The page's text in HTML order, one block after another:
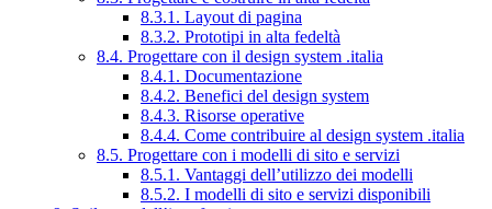
8.3.1. Layout di pagina
8.3.2. Prototipi in alta fedeltà
8.4. Progettare con il design system .italia
8.4.1. Documentazione
8.4.2. Benefici del design system
8.4.3. Risorse operative
8.4.4. Come contribuire al design system .italia
8.5. Progettare con i modelli di sito e servizi
8.5.1. Vantaggi dell’utilizzo dei modelli
8.5.2. I modelli di sito e servizi disponibili